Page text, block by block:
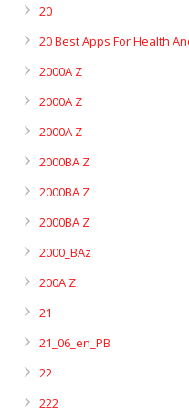
20
20 Best Apps For Health
2000A Z
2000A Z
2000A Z
2000BA Z
2000BA Z
2000BA Z
2000_BAz
200A Z
21
21_06_en_PB
22
222